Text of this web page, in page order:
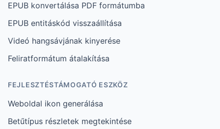
EPUB konvertálása PDF formátumba
EPUB entitáskód visszaállítása
Videó hangsávjának kinyerése
Feliratformátum átalakítása
FEJLESZTÉSTÁMOGATÓ ESZKÖZ
Weboldal ikon generálása
Betűtípus részletek megtekintése